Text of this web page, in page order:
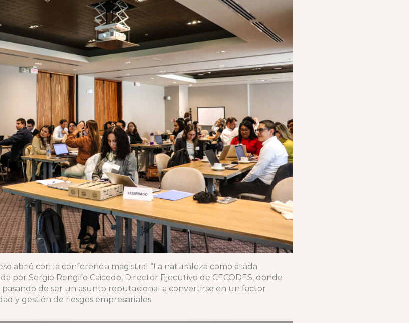
abrió con la conferencia magistral “La naturaleza como aliada
por Sergio Rengifo Caicedo, Director Ejecutivo de CECODES, donde
pasando de ser un asunto reputacional a convertirse en un factor
y gestión de riesgos empresariales.